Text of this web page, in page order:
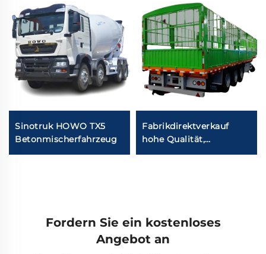
Sinotruk HOWO TX5
Betonmischerfahrzeug
Fabrikdirektverkauf
hohe Qualität,
Anpassung möglich 3
Fordern Sie ein kostenloses
Angebot an